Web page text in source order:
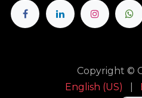
Copyright ©
English (US)